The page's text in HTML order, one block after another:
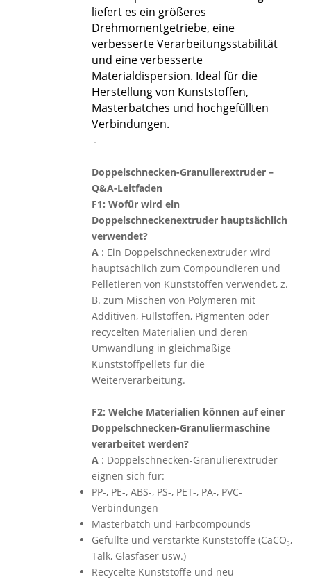
liefert es ein größeres
Drehmomentgetriebe, eine
verbesserte Verarbeitungsstabilität
und eine verbesserte
Materialdispersion. Ideal für die
Herstellung von Kunststoffen,
Masterbatches und hochgefüllten
Verbindungen.
Doppelschnecken-Granulierextruder –
Q&A-Leitfaden
F1: Wofür wird ein
Doppelschneckenextruder hauptsächlich
verwendet?
A : Ein Doppelschneckenextruder wird
hauptsächlich zum Compoundieren und
Pelletieren von Kunststoffen verwendet, z.
B. zum Mischen von Polymeren mit
Additiven, Füllstoffen, Pigmenten oder
recycelten Materialien und deren
Umwandlung in gleichmäßige
Kunststoffpellets für die
Weiterverarbeitung.
F2: Welche Materialien können auf einer
Doppelschnecken-Granuliermaschine
verarbeitet werden?
A : Doppelschnecken-Granulierextruder
eignen sich für:
PP-, PE-, ABS-, PS-, PET-, PA-, PVC-
Verbindungen
Masterbatch und Farbcompounds
Gefüllte und verstärkte Kunststoffe (CaCO₃,
Talk, Glasfaser usw.)
Recycelte Kunststoffe und neu